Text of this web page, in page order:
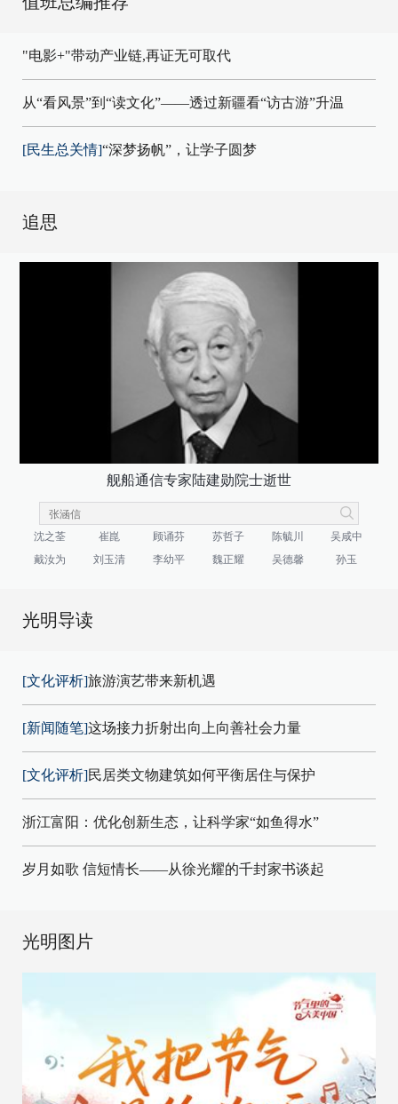
"电影+"带动产业链,再证无可取代
从“看风景”到“读文化”——透过新疆看“访古游”升温
[民生总关情]“深梦扬帆”，让学子圆梦
追思
舰船通信专家陆建勋院士逝世
沈之荃 崔崑 顾诵芬 苏哲子 陈毓川
吴咸中
戴汝为
刘玉清 李幼平 魏正耀 吴德馨 孙玉
光明导读
[文化评析]旅游演艺带来新机遇
[新闻随笔]这场接力折射出向上向善社会力量
[文化评析]民居类文物建筑如何平衡居住与保护
浙江富阳：优化创新生态，让科学家“如鱼得水”
岁月如歌 信短情长——从徐光耀的千封家书谈起
光明图片